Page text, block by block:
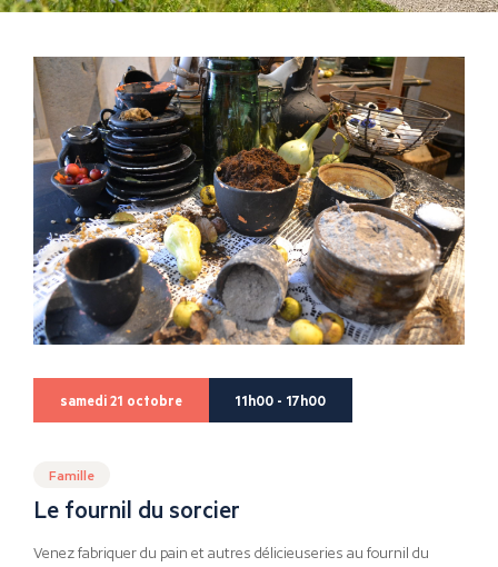
samedi 21 octobre 11h00 - 17h00
Famille
Le fournil du sorcier
Venez fabriquer du pain et autres délicieuseries au fournil du